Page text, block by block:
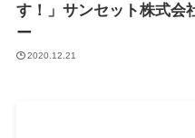
す！」サンセット株式会
ー
2020.12.21